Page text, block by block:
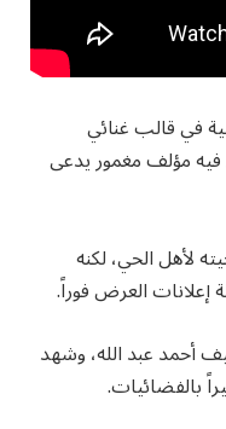
في قالب غنائي
مؤلف مغمور يدعى
لأهل الحي، لكنه
العرض فوراً.
أحمد عبد الله، وشهد
بالفضائيات.